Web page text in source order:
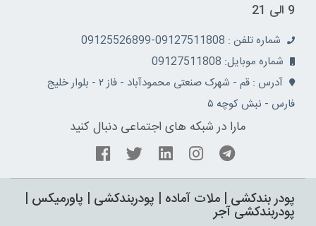
9 الی 21
شماره تلفن : 09127511808-09125526899
شماره موبایل: 09127511808
آدرس : قم - شهرک صنعتی محمودآباد - فاز ۲ - بلوار خلیج
فارس - نبش کوچه ۵
مارا در شبکه های اجتماعی دنبال کنید
پودر بندکشی | ملات آماده | پودربندکشی | پاورمیکس |
پودربندکشی آجر